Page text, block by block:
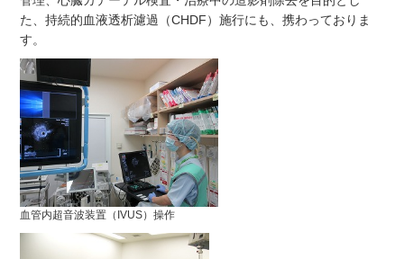
た、持続的血液透析濾過（CHDF）施行にも、携わっておりま
す。
血管内超音波装置（IVUS）操作